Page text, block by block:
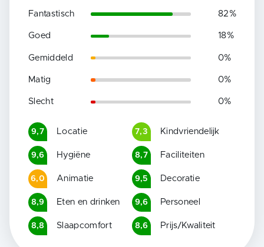
Fantastisch 82 %
Goed 18%
Gemiddeld 0%
Matig 0%
Slecht 0%
9,7 Locatie 7,3 Kindvriendelijk
9,6 Hygiëne 8,7 Faciliteiten
6,0 Animatie 9,5 Decoratie
8,9 Eten en drinken 9,6 Personeel
8,8 Slaapcomfort 8,6 Prijs/Kwaliteit